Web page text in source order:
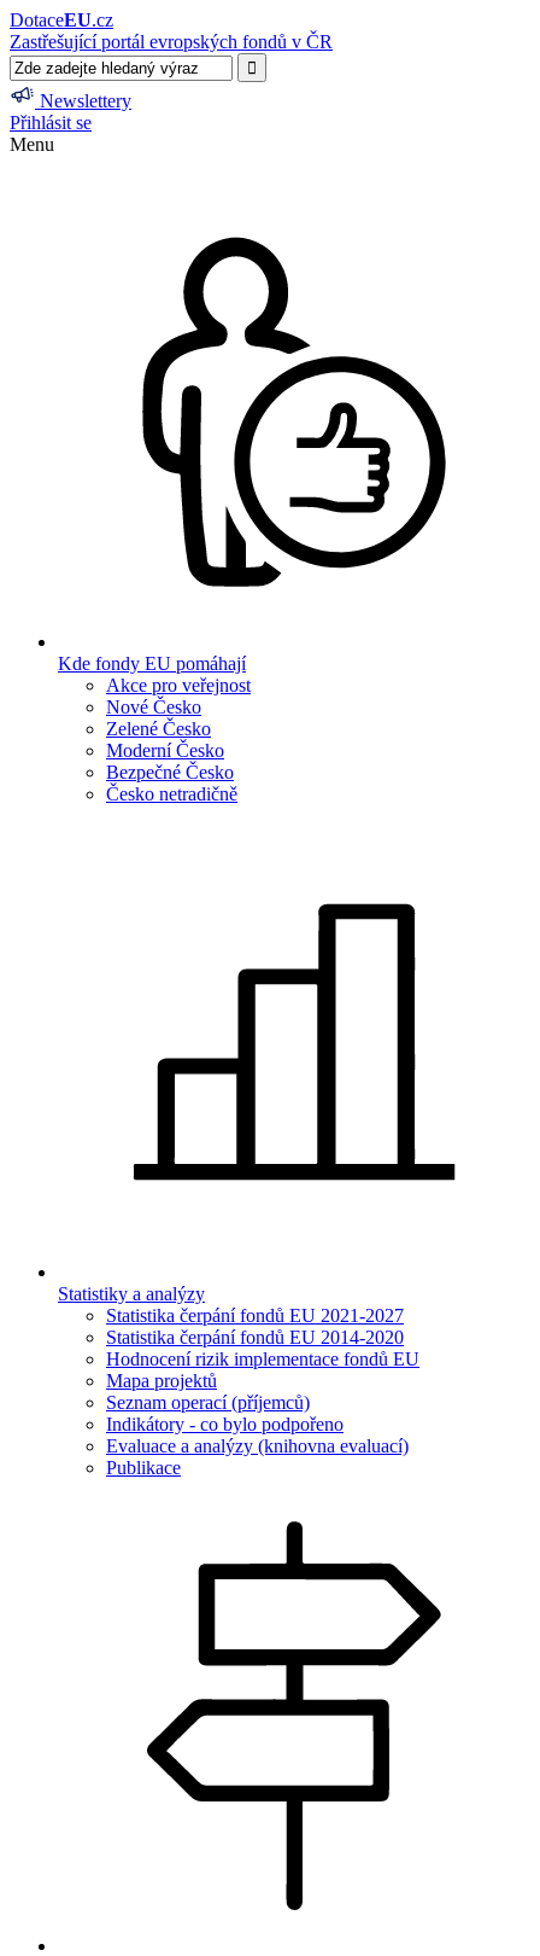
DotaceEU.cz
Zastřešující portál evropských fondů v ČR
Newslettery
Přihlásit se
Menu
Kde fondy EU pomáhají
Akce pro veřejnost
Nové Česko
Zelené Česko
Moderní Česko
Bezpečné Česko
Česko netradičně
Statistiky a analýzy
Statistika čerpání fondů EU 2021-2027
Statistika čerpání fondů EU 2014-2020
Hodnocení rizik implementace fondů EU
Mapa projektů
Seznam operací (příjemců)
Indikátory - co bylo podpořeno
Evaluace a analýzy (knihovna evaluací)
Publikace